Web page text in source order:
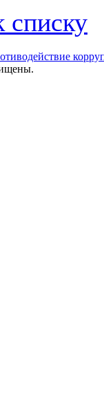
списку